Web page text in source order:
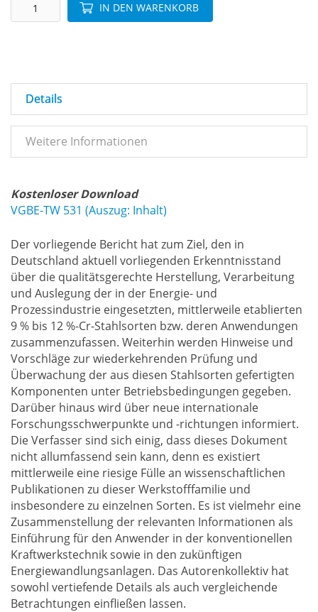
IN DEN WARENKORB
Details
Weitere Informationen
Kostenloser Download
VGBE-TW 531 (Auszug: Inhalt)
Der vorliegende Bericht hat zum Ziel, den in
Deutschland aktuell vorliegenden Erkenntnisstand
über die qualitätsgerechte Herstellung, Verarbeitung
und Auslegung der in der Energie- und
Prozessindustrie eingesetzten, mittlerweile etablierten
9 % bis 12 %-Cr-Stahlsorten bzw. deren Anwendungen
zusammenzufassen. Weiterhin werden Hinweise und
Vorschläge zur wiederkehrenden Prüfung und
Überwachung der aus diesen Stahlsorten gefertigten
Komponenten unter Betriebsbedingungen gegeben.
Darüber hinaus wird über neue internationale
Forschungsschwerpunkte und -richtungen informiert.
Die Verfasser sind sich einig, dass dieses Dokument
nicht allumfassend sein kann, denn es existiert
mittlerweile eine riesige Fülle an wissenschaftlichen
Publikationen zu dieser Werkstofffamilie und
insbesondere zu einzelnen Sorten. Es ist vielmehr eine
Zusammenstellung der relevanten Informationen als
Einführung für den Anwender in der konventionellen
Kraftwerkstechnik sowie in den zukünftigen
Energiewandlungsanlagen. Das Autorenkollektiv hat
sowohl vertiefende Details als auch vergleichende
Betrachtungen einfließen lassen.